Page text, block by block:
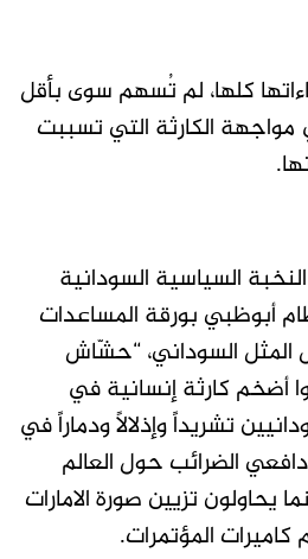
كلها، لم تُسهم سوى بأقل
الكارثة التي تسببت
السياسية السودانية
أبوظبي بورقة المساعدات
المثل السوداني، “حشّاش
أضخم كارثة إنسانية في
تشريداً وإذلالاً ودماراً في
الضرائب حول العالم
يحاولون تزيين صورة الامارات
كاميرات المؤتمرات.